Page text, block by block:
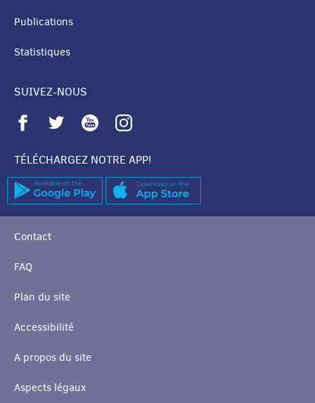
Publications
Statistiques
SUIVEZ-NOUS
TÉLÉCHARGEZ NOTRE APP!
Contact
FAQ
Plan du site
Accessibilité
A propos du site
Aspects légaux